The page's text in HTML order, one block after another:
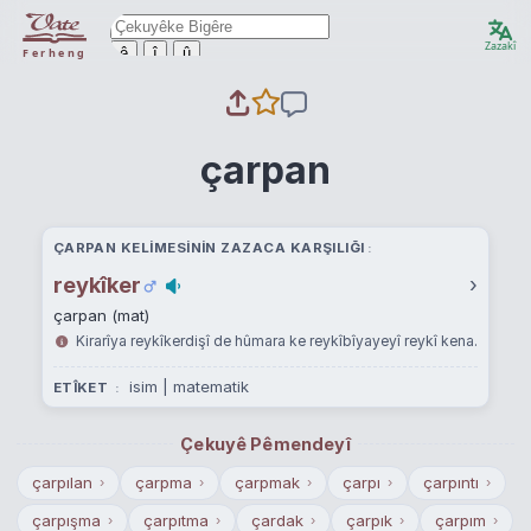
Ferheng ê î û Zazakî
çarpan
ÇARPAN KELIMESININ ZAZACA KARŞILIĞI
reykîker ›
çarpan (mat)
Kirarîya reykîkerdişî de hûmara ke reykîbîyayeyî reykî kena.
ETÎKET isim | matematik
Çekuyê Pêmendeyî
çarpılan › çarpma › çarpmak › çarpı › çarpıntı ›
çarpışma › çarpıtma › çardak › çarpık › çarpım ›